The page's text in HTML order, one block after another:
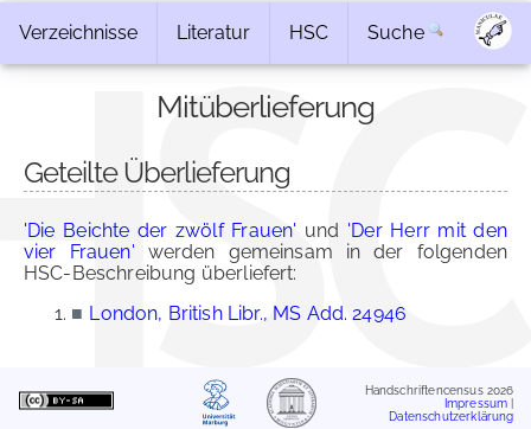
Verzeichnisse Literatur HSC Suche
Mitüberlieferung
Geteilte Überlieferung
'Die Beichte der zwölf Frauen' und 'Der Herr mit den
vier Frauen' werden gemeinsam in der folgenden
HSC-Beschreibung überliefert:
■ London, British Libr., MS Add. 24946
Handschriftencensus 2026
Impressum
Datenschutzerklärung